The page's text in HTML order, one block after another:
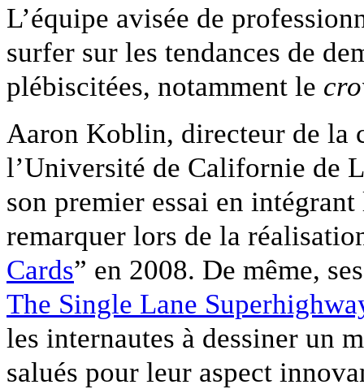
L’équipe avisée de
surfer sur les tendances de
plébiscitées, notamment le
Aaron Koblin, directeur de la
l’Université de Californie de
son premier essai en
remarquer lors de la
Cards” en 2008. De même,
The Single Lane
les internautes à dessiner un
salués pour leur aspect